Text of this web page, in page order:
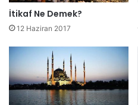
z
g
i
i
n
İtikaf Ne Demek?
12 Haziran 2017